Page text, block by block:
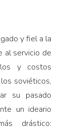
y fiel a la
al servicio de
y costos
soviéticos,
su pasado
un ideario
drástico: